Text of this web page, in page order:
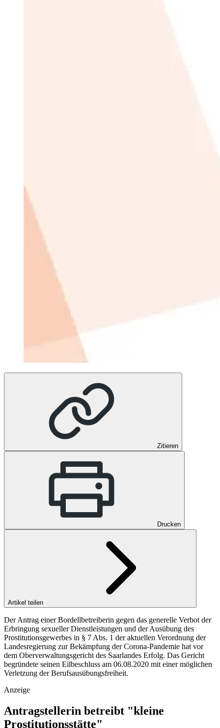
Zitieren
Drucken
Artikel teilen
Der Antrag einer Bordellbetreiberin gegen das generelle Verbot der
Erbringung sexueller Dienstleistungen und der Ausübung des
Prostitutionsgewerbes in § 7 Abs. 1 der aktuellen Verordnung der
Landesregierung zur Bekämpfung der Corona-Pandemie hat vor
dem Oberverwaltungsgericht des Saarlandes Erfolg. Das Gericht
begründete seinen Eilbeschluss am 06.08.2020 mit einer möglichen
Verletzung der Berufsausübungsfreiheit.
Anzeige
Antragstellerin betreibt "kleine
Prostitutionsstätte"